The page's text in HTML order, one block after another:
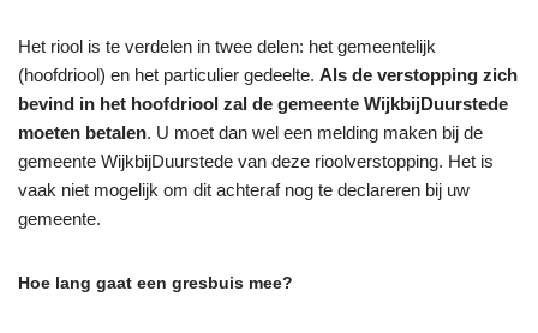
Het riool is te verdelen in twee delen: het gemeentelijk
(hoofdriool) en het particulier gedeelte. Als de verstopping zich
bevind in het hoofdriool zal de gemeente WijkbijDuurstede
moeten betalen. U moet dan wel een melding maken bij de
gemeente WijkbijDuurstede van deze rioolverstopping. Het is
vaak niet mogelijk om dit achteraf nog te declareren bij uw
gemeente.
Hoe lang gaat een gresbuis mee?